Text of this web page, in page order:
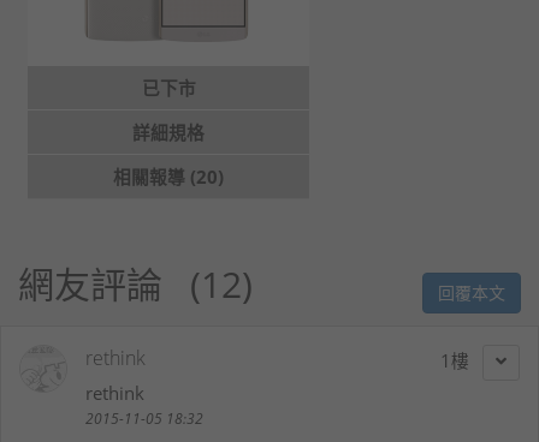
已下市
詳細規格
相關報導 (20)
網友評論 12 回覆本文
1
rethink
rethink
2015-11-05 18:32